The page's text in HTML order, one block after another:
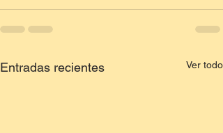
Entradas recientes Ver todo